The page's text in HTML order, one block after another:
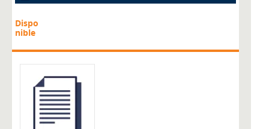
Dispo
nible